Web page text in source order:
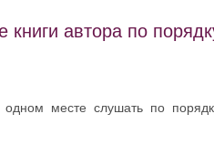
автора по
месте слушать по